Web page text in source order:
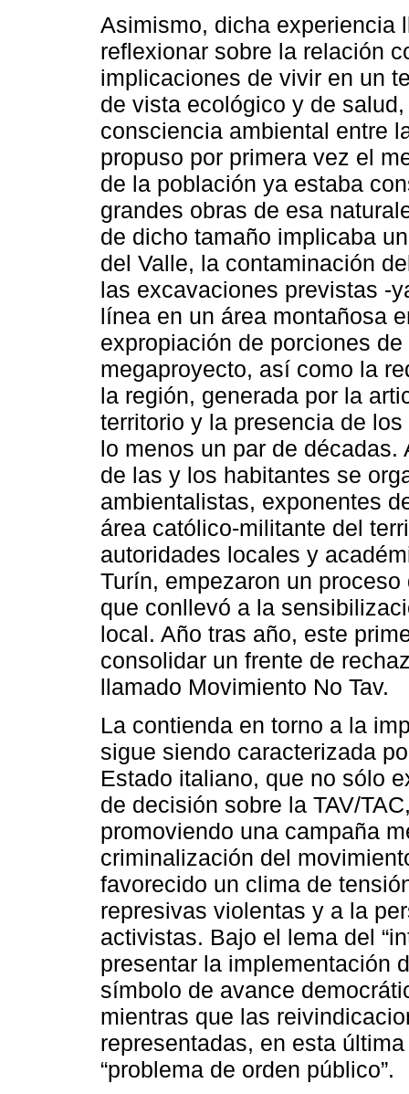
Asimismo, dicha experiencia
reflexionar sobre la relación
implicaciones de vivir en un
de vista ecológico y de
consciencia ambiental entre
propuso por primera vez el
de la población ya estaba
grandes obras de esa
de dicho tamaño implicaba
del Valle, la contaminación
las excavaciones previstas -
línea en un área montañosa
expropiación de porciones
megaproyecto, así como la
la región, generada por la
territorio y la presencia de
lo menos un par de
de las y los habitantes se
ambientalistas, exponentes
área católico-militante del
autoridades locales y
Turín, empezaron un
que conllevó a la
local. Año tras año, este
consolidar un frente de
llamado Movimiento No Tav.
La contienda en torno a la
sigue siendo caracterizada
Estado italiano, que no sólo
de decisión sobre la TAV/
promoviendo una campaña
criminalización del
favorecido un clima de
represivas violentas y a la
activistas. Bajo el lema del
presentar la implementación
símbolo de avance
mientras que las
representadas, en esta
“problema de orden público”.